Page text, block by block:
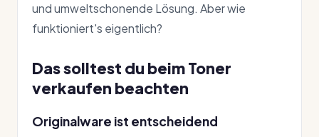
und umweltschonende Lösung. Aber wie
funktioniert's eigentlich?
Das solltest du beim Toner
verkaufen beachten
Originalware ist entscheidend